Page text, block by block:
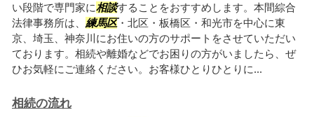
い段階で専門家に相談することをおすすめします。本間綜合
法律事務所は、 練馬区・北区・板橋区・和光市を中心に東
京、埼玉、神奈川にお住いの方のサポートをさせていただい
ております。相続や離婚などでお困りの方がいましたら、ぜ
ひお気軽にご連絡ください。お客様ひとりひとりに...
相続の流れ